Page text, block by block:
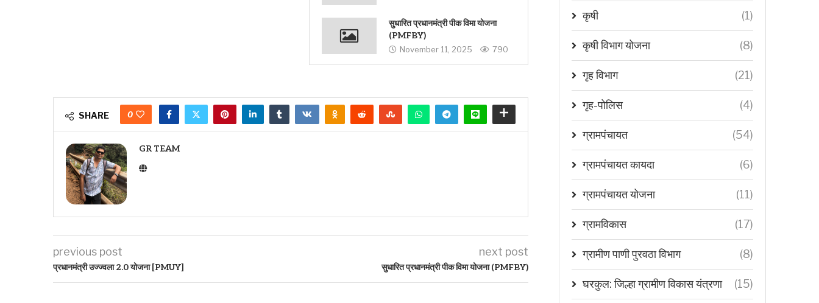
सुधारित प्रधानमंत्री पीक विमा योजना
(PMFBY)
November 11, 2025 790
SHARE 0
GR TEAM
previous post
प्रधानमंत्री उज्ज्वला 2.0 योजना [PMUY]
next post
सुधारित प्रधानमंत्री पीक विमा योजना (PMFBY)
कृषी (1)
कृषी विभाग योजना (8)
गृह विभाग (21)
गृह-पोलिस (4)
ग्रामपंचायत (54)
ग्रामपंचायत कायदा (6)
ग्रामपंचायत योजना (11)
ग्रामविकास (17)
ग्रामीण पाणी पुरवठा विभाग (8)
घरकुल: जिल्हा ग्रामीण विकास यंत्रणा (15)